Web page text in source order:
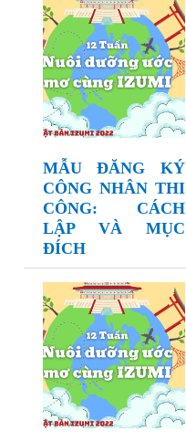
MẪU ĐĂNG KÝ
CÔNG NHÂN THI
CÔNG: CÁCH
LẬP VÀ MỤC
ĐÍCH